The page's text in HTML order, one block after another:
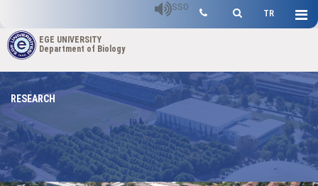
TR
SSO
EGE UNIVERSITY
Department of Biology
RESEARCH